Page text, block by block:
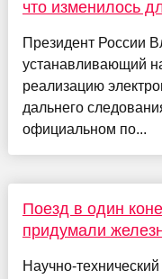
что изменилось
Президент России
устанавливающий
реализацию
дальнего
официальном по...
Поезд в один
придумали
Научно-